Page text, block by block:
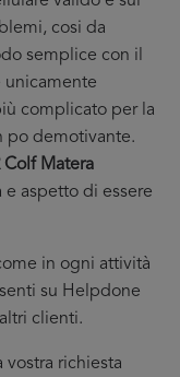
cosi da
semplice con il
unicamente
complicato per la
po demotivante.
Colf Matera
e aspetto di essere
in ogni attività
su Helpdone
clienti.
vostra richiesta